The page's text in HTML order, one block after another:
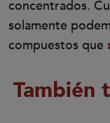
concentrados.
solamente
compuestos que
También